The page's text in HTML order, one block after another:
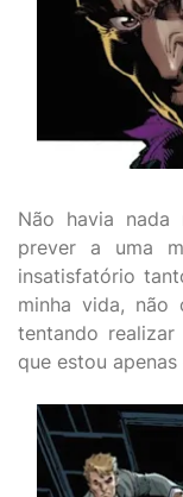
Não havia nada
prever a uma
insatisfatório
minha vida, não
tentando
que estou